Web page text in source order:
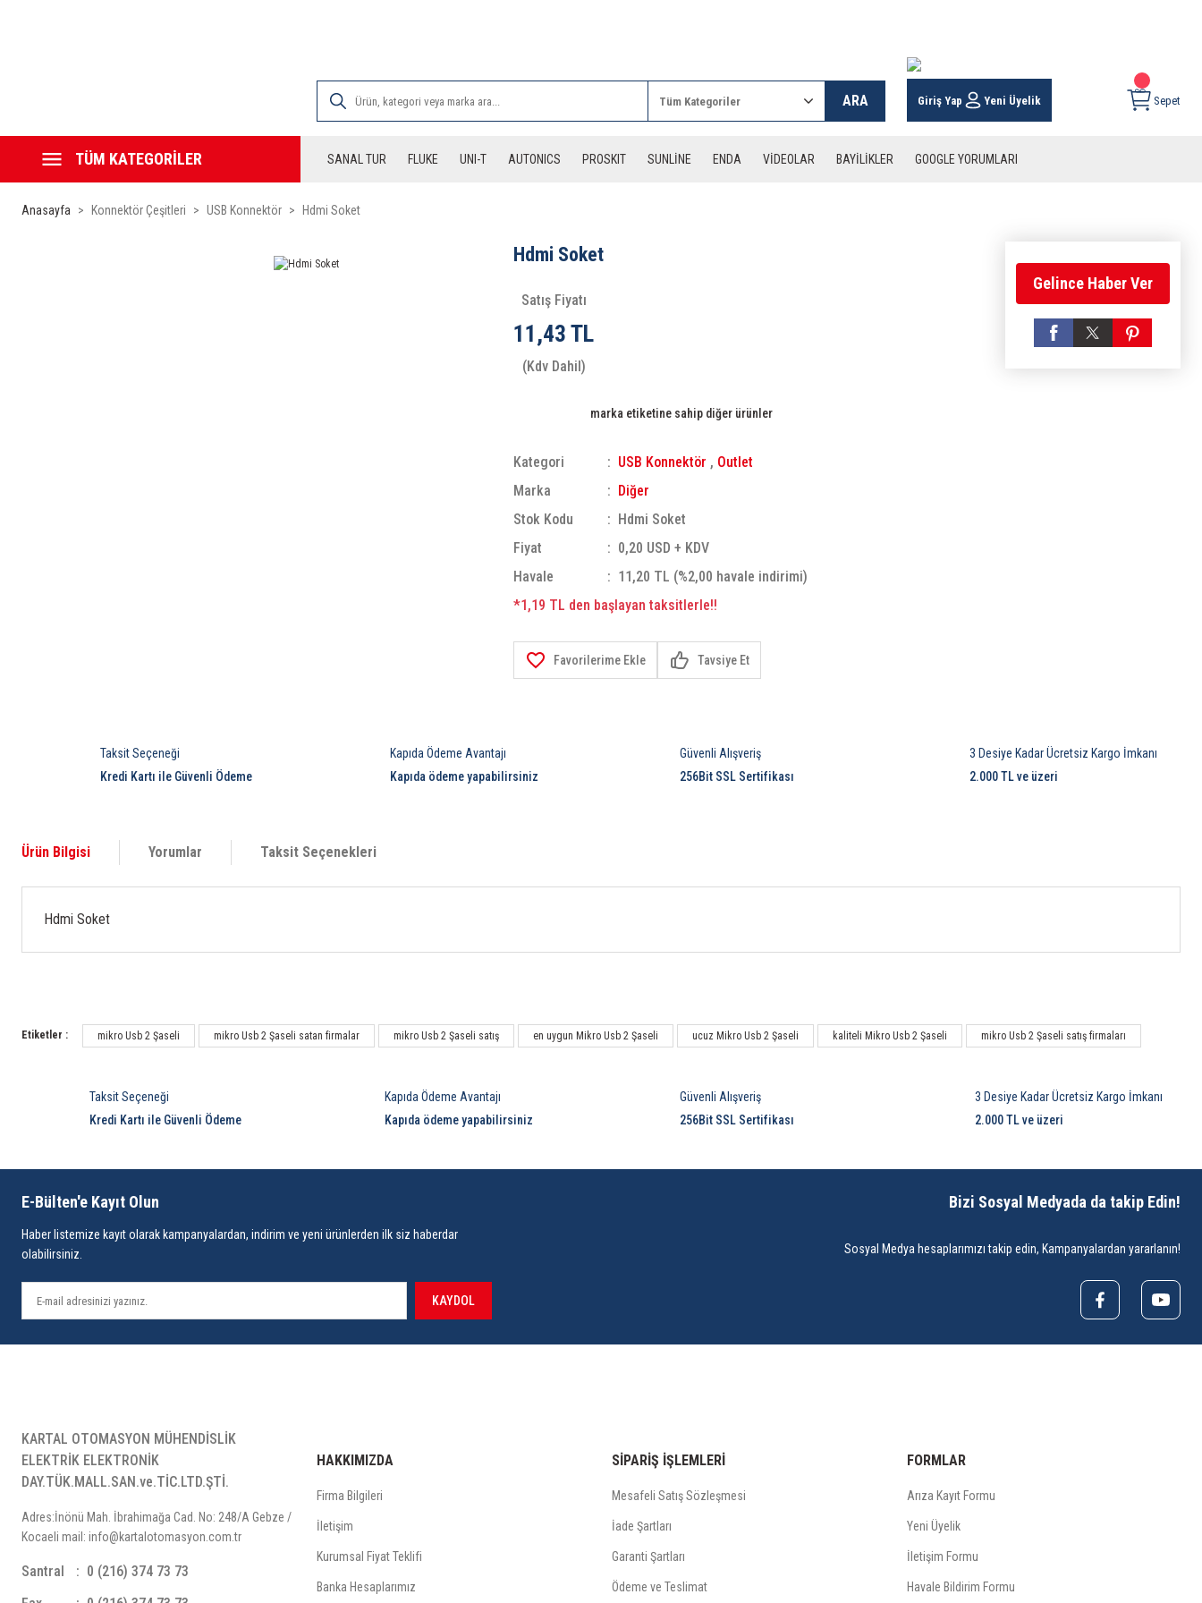
ARA Giriş Yap Yeni Üyelik Sepet
TÜM KATEGORİLER SANAL TUR FLUKE UNI-T AUTONICS PROSKIT SUNLİNE ENDA VİDEOLAR BAYİLİKLER GOOGLE YORUMLARI
Anasayfa Konnektör Çeşitleri USB Konnektör Hdmi Soket
Hdmi Soket
Satış Fiyatı
11,43 TL
(Kdv Dahil)
marka etiketine sahip diğer ürünler
Kategori USB Konnektör , Outlet
Marka
Diğer
Stok Kodu
Hdmi Soket
Fiyat
0,20 USD + KDV
Havale
11,20 TL (%2,00 havale indirimi)
*1,19 TL den başlayan taksitlerle!!
Tavsiye Et
Gelince Haber Ver
3 Desiye Kadar Ücretsiz Kargo İmkanı
2.000 TL ve üzeri
Kapıda Ödeme Avantajı
Kapıda ödeme yapabilirsiniz
Güvenli Alışveriş
256Bit SSL Sertifikası
Taksit Seçeneği
Kredi Kartı ile Güvenli Ödeme
Ürün Bilgisi Yorumlar Taksit Seçenekleri
Hdmi Soket
Etiketler : mikro Usb 2 Şaseli mikro Usb 2 Şaseli satan firmalar mikro Usb 2 Şaseli satış en uygun Mikro Usb 2 Şaseli ucuz Mikro Usb 2 Şaseli kaliteli Mikro Usb 2 Şaseli mikro Usb 2 Şaseli satış firmaları
3 Desiye Kadar Ücretsiz Kargo İmkanı
2.000 TL ve üzeri
Kapıda Ödeme Avantajı
Kapıda ödeme yapabilirsiniz
Güvenli Alışveriş
256Bit SSL Sertifikası
Taksit Seçeneği
Kredi Kartı ile Güvenli Ödeme
E-Bülten'e Kayıt Olun
Haber listemize kayıt olarak kampanyalardan, indirim ve yeni ürünlerden ilk siz haberdar
olabilirsiniz.
KAYDOL
Bizi Sosyal Medyada da takip Edin!
Sosyal Medya hesaplarımızı takip edin, Kampanyalardan yararlanın!
KARTAL OTOMASYON MÜHENDİSLİK
ELEKTRİK ELEKTRONİK
DAY.TÜK.MALL.SAN.ve.TİC.LTD.ŞTİ.
Adres:İnönü Mah. İbrahimağa Cad. No: 248/A Gebze /
Kocaeli mail: info@kartalotomasyon.com.tr
Santral
0 (216) 374 73 73
HAKKIMIZDA
Firma Bilgileri
İletişim
Kurumsal Fiyat Teklifi
Banka Hesaplarımız
SİPARİŞ İŞLEMLERİ
Mesafeli Satış Sözleşmesi
İade Şartları
Garanti Şartları
Ödeme ve Teslimat
FORMLAR
Arıza Kayıt Formu
Yeni Üyelik
İletişim Formu
Havale Bildirim Formu